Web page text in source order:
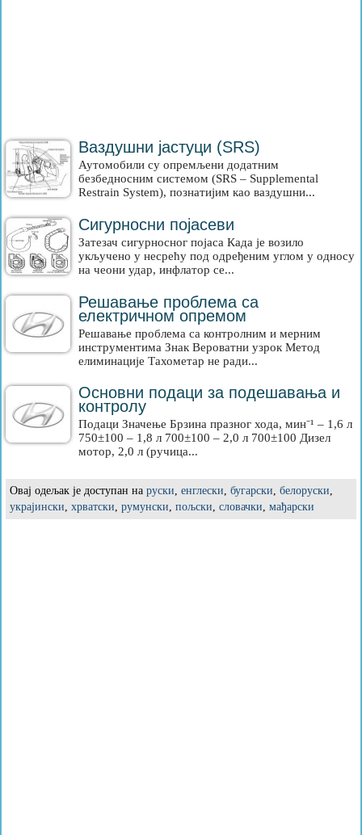
Ваздушни јастуци (SRS)
Аутомобили су опремљени додатним
безбедносним системом (SRS – Supplemental
Restrain System), познатијим као ваздушни...
Сигурносни појасеви
Затезач сигурносног појаса Када је возило
укључено у несрећу под одређеним углом у односу
на чеони удар, инфлатор се...
Решавање проблема са
електричном опремом
Решавање проблема са контролним и мерним
инструментима Знак Вероватни узрок Метод
елиминације Тахометар не ради...
Основни подаци за подешавања и
контролу
Подаци Значење Брзина празног хода, мин⁻¹ – 1,6 л
750±100 – 1,8 л 700±100 – 2,0 л 700±100 Дизел
мотор, 2,0 л (ручица...
Овај одељак је доступан на руски, енглески, бугарски, белоруски,
украјински, хрватски, румунски, пољски, словачки, мађарски